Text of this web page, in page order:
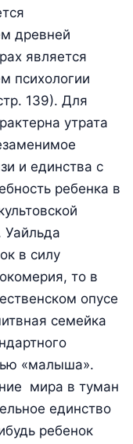
древней
является
психологии
139). Для
утрата
и единства с
ребенка в
Уайльда
в силу
то в
опусе
семейка
«малыша».
мира в туман
единство
ребенок